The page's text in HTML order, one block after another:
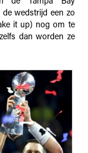
de wedstrijd een zo
it up) nog om te
dan worden ze